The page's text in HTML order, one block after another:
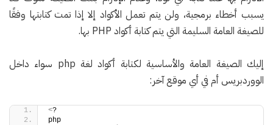
يسبب أخطاء برمجية، ولن يتم تعمل الأكواد إلا إذا تمت كتابتها وفقًا
للصيغة العامة السليمة التي يتم كتابة أكواد PHP بها.
إليك الصيغة العامة والأساسية لكتابة أكواد لغة php سواء داخل
الووردبريس أم في أي موقع آخر:
<?
php